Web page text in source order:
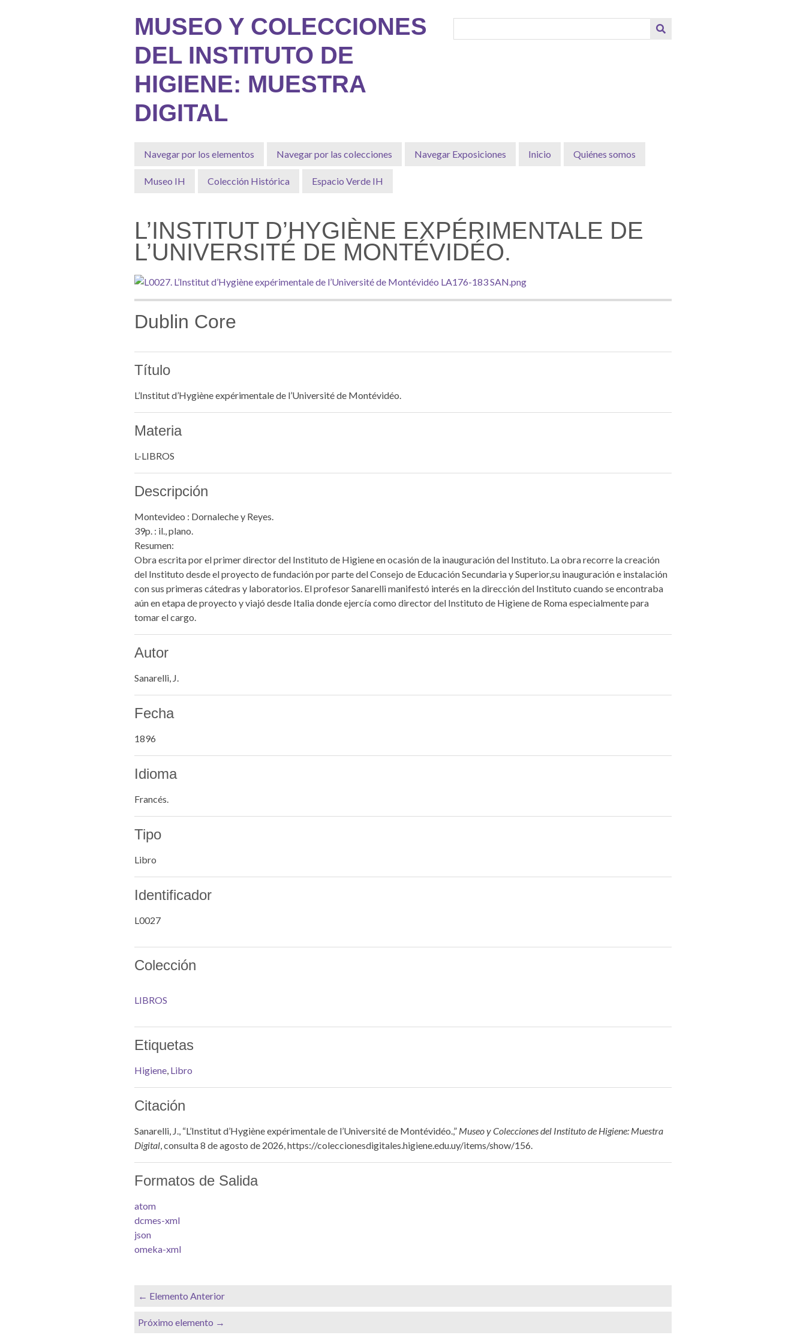
MUSEO Y COLECCIONES
DEL INSTITUTO DE
HIGIENE: MUESTRA
DIGITAL
Navegar por los elementos Navegar por las colecciones Navegar Exposiciones Inicio Quiénes somos
Museo IH Colección Histórica Espacio Verde IH
L’INSTITUT D’HYGIÈNE EXPÉRIMENTALE DE
L’UNIVERSITÉ DE MONTÉVIDÉO.
Dublin Core
Título
L’Institut d’Hygiène expérimentale de l’Université de Montévidéo.
Materia
L-LIBROS
Descripción
Montevideo : Dornaleche y Reyes.
39p. : il., plano.
Resumen:
Obra escrita por el primer director del Instituto de Higiene en ocasión de la inauguración del Instituto. La obra recorre la creación
del Instituto desde el proyecto de fundación por parte del Consejo de Educación Secundaria y Superior,su inauguración e instalación
con sus primeras cátedras y laboratorios. El profesor Sanarelli manifestó interés en la dirección del Instituto cuando se encontraba
aún en etapa de proyecto y viajó desde Italia donde ejercía como director del Instituto de Higiene de Roma especialmente para
tomar el cargo.
Autor
Sanarelli, J.
Fecha
1896
Idioma
Francés.
Tipo
Libro
Identificador
L0027
Colección
LIBROS
Etiquetas
Higiene, Libro
Citación
Sanarelli, J., “L’Institut d’Hygiène expérimentale de l’Université de Montévidéo.,” Museo y Colecciones del Instituto de Higiene: Muestra
Digital, consulta 8 de agosto de 2026,https://coleccionesdigitales.higiene.edu.uy/items/show/156.
Formatos de Salida
atom
dcmes-xml
json
omeka-xml
← Elemento Anterior
Próximo elemento →